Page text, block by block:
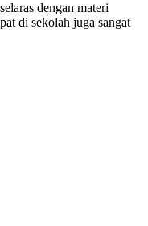
dengan materi
di sekolah juga sangat